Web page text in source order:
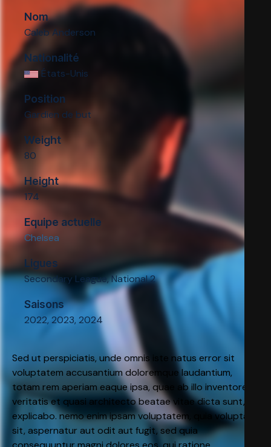
Nom
Caleb Anderson
Nationalité
États-Unis
Position
Gardien de but
Weight
80
Height
174
Equipe actuelle
Chelsea
Ligues
Secondary League, National 2
Saisons
2022, 2023, 2024
Sed ut perspiciatis, unde omnis iste natus error sit
voluptatem accusantium doloremque laudantium,
totam rem aperiam eaque ipsa, quae ab illo inventore
veritatis et quasi architecto beatae vitae dicta sunt,
explicabo. nemo enim ipsam voluptatem, quia voluptas
sit, aspernatur aut odit aut fugit, sed quia